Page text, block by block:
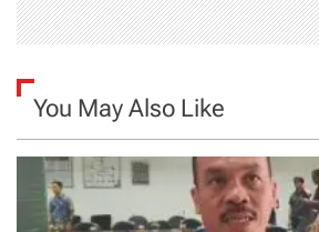
You May Also Like